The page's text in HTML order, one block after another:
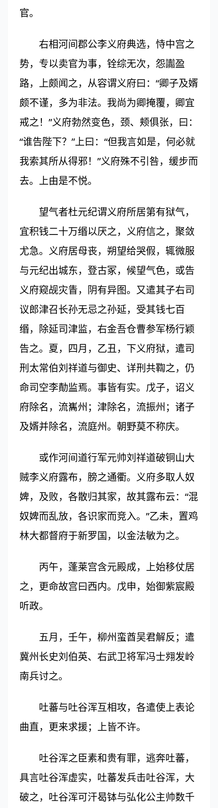
官。
右相河间郡公李义府典选，恃中宫之
势，专以卖官为事，铨综无次，怨讟盈
路，上颇闻之，从容谓义府曰：“卿子及婿
颇不谨，多为非法。我尚为卿掩覆，卿宜
戒之！”义府勃然变色，颈、颊俱张，曰：
“谁告陛下？”上曰：“但我言如是，何必就
我索其所从得邪！”义府殊不引咎，缓步而
去。上由是不悦。
望气者杜元纪谓义府所居第有狱气，
宜积钱二十万缗以厌之，义府信之，聚敛
尤急。义府居母丧，朔望给哭假，辄微服
与元纪出城东，登古冢，候望气色，或告
义府窥觇灾眚，阴有异图。又遣其子右司
议郎津召长孙无忌之孙延，受其钱七百
缗，除延司津监，右金吾仓曹参军杨行颖
告之。夏，四月，乙丑，下义府狱，遣司
刑太常伯刘祥道与御史、详刑共鞫之，仍
命司空李勣监焉。事皆有实。戊子，诏义
府除名，流巂州；津除名，流振州；诸子
及婿并除名，流庭州。朝野莫不称庆。
或作河间道行军元帅刘祥道破铜山大
贼李义府露布，膀之通衢。义府多取人奴
婢，及败，各散归其家，故其露布云：“混
奴婢而乱放，各识家而竞入。”乙未，置鸡
林大都督府于新罗国，以金法敏为之。
丙午，蓬莱宫含元殿成，上始移仗居
之，更命故宫曰西内。戊申，始御紫宸殿
听政。
五月，壬午，柳州蛮酋吴君解反；遣
冀州长史刘伯英、右武卫将军冯士翙发岭
南兵讨之。
吐蕃与吐谷浑互相攻，各遣使上表论
曲直，更来求援；上皆不许。
吐谷浑之臣素和贵有罪，逃奔吐蕃，
具言吐谷浑虚实，吐蕃发兵击吐谷浑，大
破之，吐谷浑可汗曷钵与弘化公主帅数千